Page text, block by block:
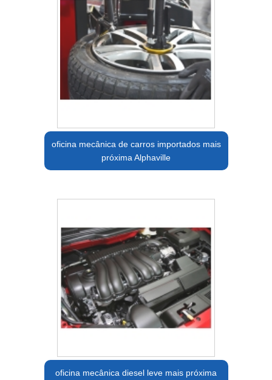
oficina mecânica de carros importados mais
próxima Alphaville
oficina mecânica diesel leve mais próxima